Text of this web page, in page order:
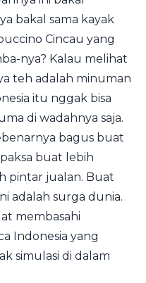
bakal sama kayak
Cincau yang
nya? Kalau melihat
teh adalah minuman
itu nggak bisa
di wadahnya saja.
bagus buat
buat lebih
pintar jualan. Buat
adalah surga dunia.
membasahi
Indonesia yang
simulasi di dalam